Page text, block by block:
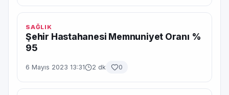
SAĞLIK
Şehir Hastahanesi Memnuniyet Oranı %
95
6 Mayıs 2023 13:31 2 dk 0